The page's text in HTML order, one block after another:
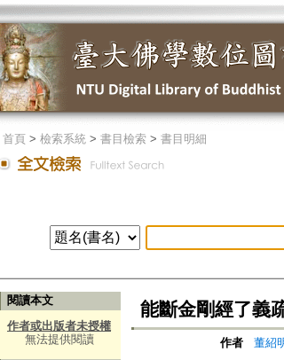
首頁> 檢索系統> 書目檢索> 書目明細
閱讀本文
作者或出版者未授權
無法提供閱讀
能斷金剛經了義
作者 董紹